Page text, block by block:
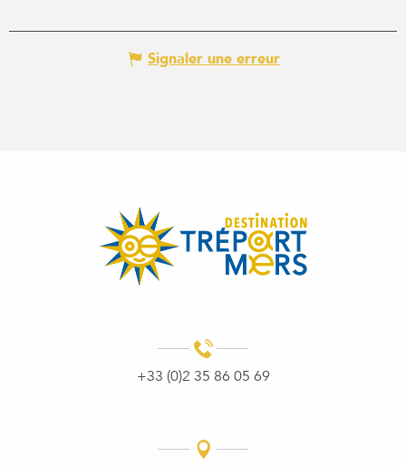
Signaler une erreur
+33 (0)2 35 86 05 69